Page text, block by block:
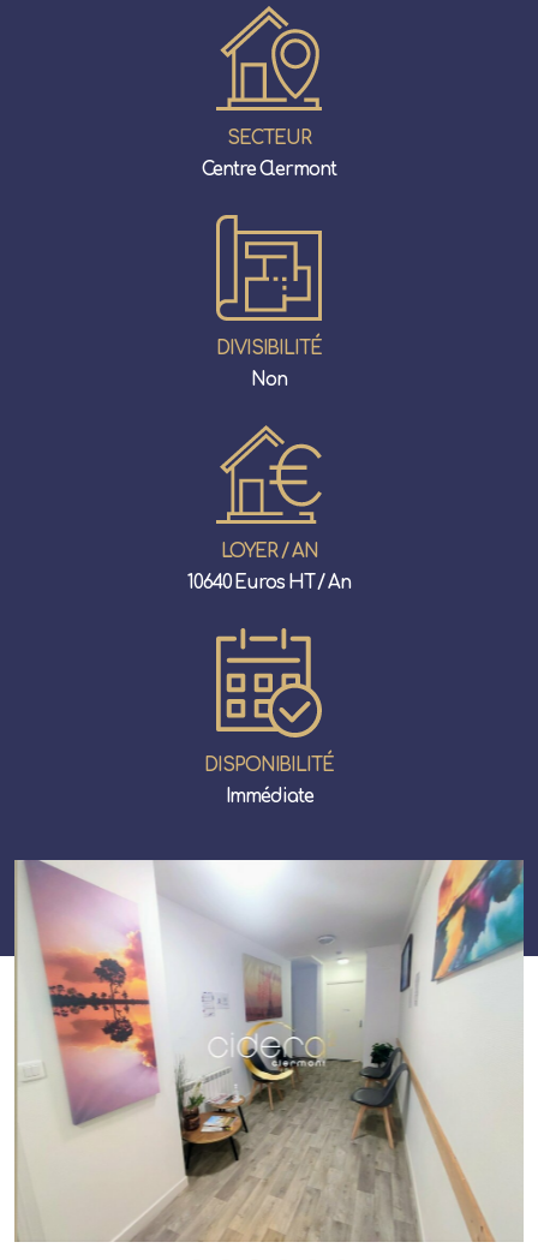
Acheteurs/Locataires
SECTEUR
Centre Clermont
DIVISIBILITÉ
Non
LOYER / AN
10640 Euros HT / An
DISPONIBILITÉ
Immédiate